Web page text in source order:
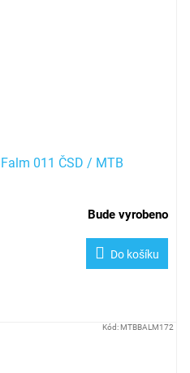
011 ČSD / MTB
Bude vyrobeno
Do košíku
Kód:MTBBALM172